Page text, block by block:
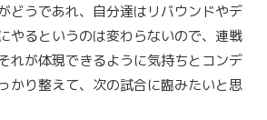
どうであれ、自分達はリバウンドやデ
やるというのは変わらないので、連戦
れが体現できるように気持ちとコンデ
かり整えて、次の試合に臨みたいと思